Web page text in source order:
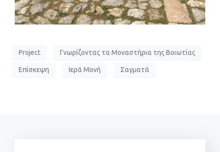
Project Γνωρίζοντας τα Μοναστήρια της Βοιωτίας
Επίσκεψη Ιερά Μονή Σαγματά